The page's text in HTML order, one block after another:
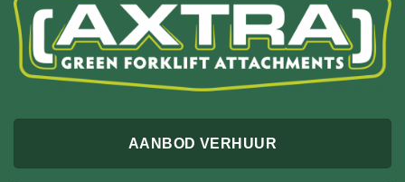
AANBOD VERHUUR